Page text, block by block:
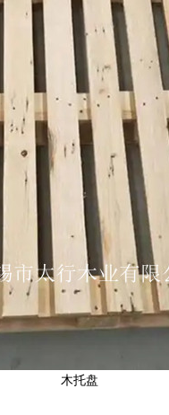
木托盘